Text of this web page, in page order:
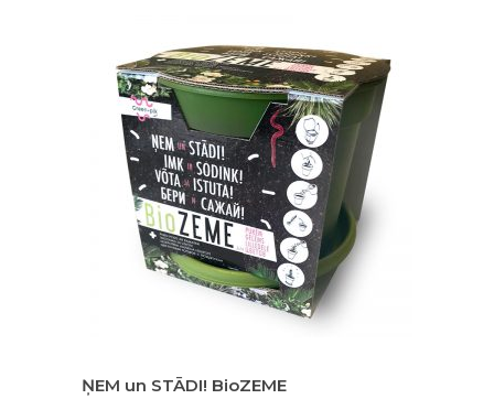
ŅEM un STĀDI! BioZEME